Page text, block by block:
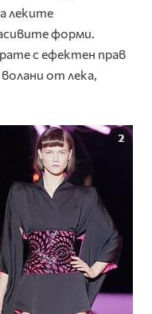
леките
форми.
с ефектен прав
от лека,